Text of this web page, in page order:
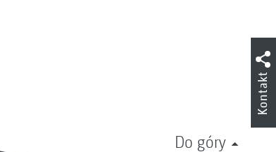
Do góry
Kontakt